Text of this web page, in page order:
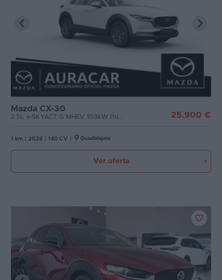
Mazda CX-30
2.5L e-SKYACT G MHEV 103kW Prime-Line MT 25.900 €
1 km 2026 140 CV Guadalajara
Ver oferta